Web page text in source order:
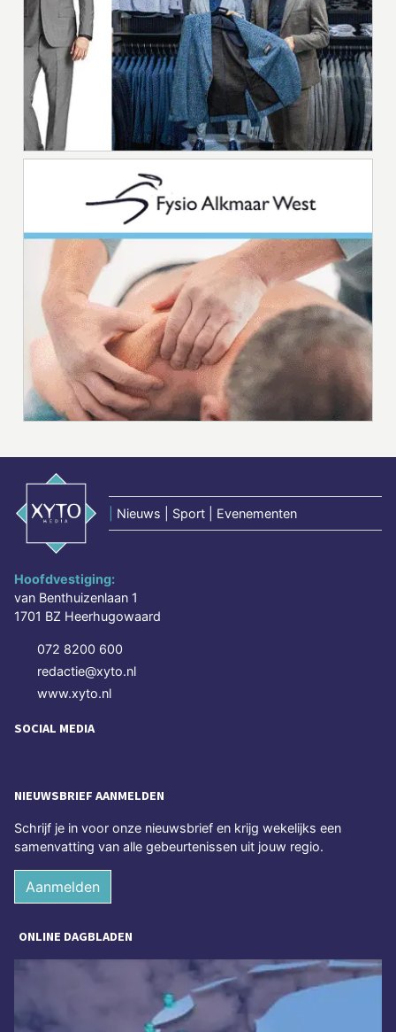
Nieuws | Sport | Evenementen
Hoofdvestiging:
van Benthuizenlaan 1
1701 BZ Heerhugowaard
072 8200 600
redactie@xyto.nl
www.xyto.nl
SOCIAL MEDIA
NIEUWSBRIEF AANMELDEN
Schrijf je in voor onze nieuwsbrief en krijg wekelijks een
samenvatting van alle gebeurtenissen uit jouw regio.
Aanmelden
ONLINE DAGBLADEN